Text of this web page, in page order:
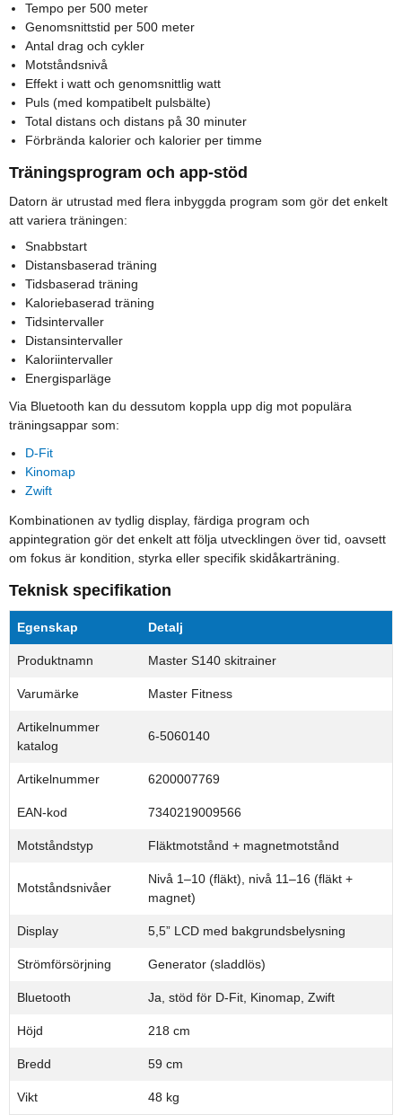
Tempo per 500 meter
Genomsnittstid per 500 meter
Antal drag och cykler
Motståndsnivå
Effekt i watt och genomsnittlig watt
Puls (med kompatibelt pulsbälte)
Total distans och distans på 30 minuter
Förbrända kalorier och kalorier per timme
Träningsprogram och app-stöd
Datorn är utrustad med flera inbyggda program som gör det enkelt
att variera träningen:
Snabbstart
Distansbaserad träning
Tidsbaserad träning
Kaloriebaserad träning
Tidsintervaller
Distansintervaller
Kaloriintervaller
Energisparläge
Via Bluetooth kan du dessutom koppla upp dig mot populära
träningsappar som:
D-Fit
Kinomap
Zwift
Kombinationen av tydlig display, färdiga program och
appintegration gör det enkelt att följa utvecklingen över tid, oavsett
om fokus är kondition, styrka eller specifik skidåkarträning.
Teknisk specifikation
Egenskap Detalj
Produktnamn Master S140 skitrainer
Varumärke Master Fitness
Artikelnummer
katalog
6-5060140
Artikelnummer 6200007769
EAN-kod 7340219009566
Motståndstyp Fläktmotstånd + magnetmotstånd
Motståndsnivåer
Nivå 1–10 (fläkt), nivå 11–16 (fläkt +
magnet)
Display 5,5” LCD med bakgrundsbelysning
Strömförsörjning Generator (sladdlös)
Bluetooth Ja, stöd för D-Fit, Kinomap, Zwift
Höjd 218 cm
Bredd 59 cm
Vikt 48 kg